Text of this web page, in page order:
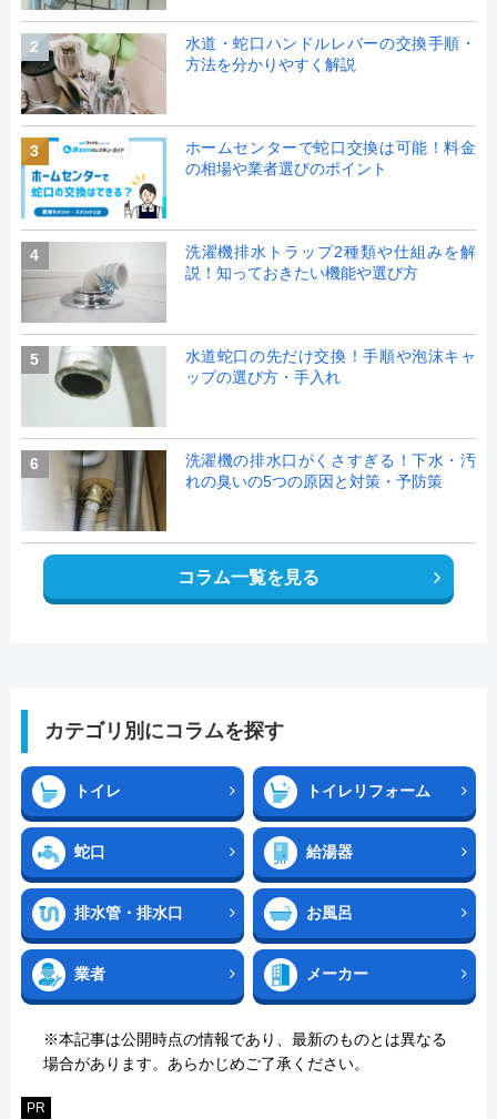
2
水道・蛇口ハンドルレバーの交換手順・
方法を分かりやすく解説
3
ホームセンターで蛇口交換は可能！料金
の相場や業者選びのポイント
4
洗濯機排水トラップ2種類や仕組みを解
説！知っておきたい機能や選び方
5
水道蛇口の先だけ交換！手順や泡沫キャ
ップの選び方・手入れ
6
洗濯機の排水口がくさすぎる！下水・汚
れの臭いの5つの原因と対策・予防策
コラム一覧を見る
カテゴリ別にコラムを探す
トイレ トイレリフォーム
蛇口 給湯器
排水管・排水口 お風呂
業者 メーカー
※本記事は公開時点の情報であり、最新のものとは異なる
場合があります。あらかじめご了承ください。
PR